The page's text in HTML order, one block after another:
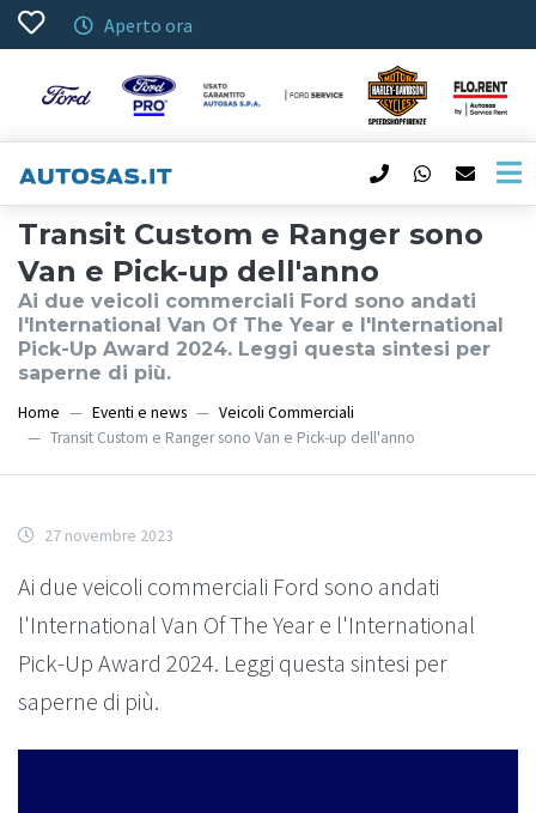
Aperto ora
Transit Custom e Ranger sono
Van e Pick-up dell'anno
Ai due veicoli commerciali Ford sono andati
l'International Van Of The Year e l'International
Pick-Up Award 2024. Leggi questa sintesi per
saperne di più.
Home Eventi e news
Veicoli Commerciali
Transit Custom e Ranger sono Van e Pick-up dell'anno
27 novembre 2023
Ai due veicoli commerciali Ford sono andati
l'International Van Of The Year e l'International
Pick-Up Award 2024. Leggi questa sintesi per
saperne di più.